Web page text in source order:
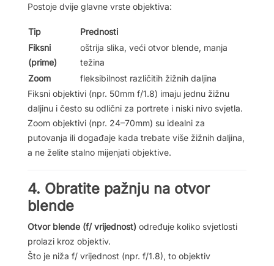
Postoje dvije glavne vrste objektiva:
Tip
Prednosti
Fiksni
(prime)
oštrija slika, veći otvor blende, manja
težina
Zoom
fleksibilnost različitih žižnih daljina
Fiksni objektivi (npr. 50mm f/1.8) imaju jednu žižnu
daljinu i često su odlični za portrete i niski nivo svjetla.
Zoom objektivi (npr. 24–70mm) su idealni za
putovanja ili događaje kada trebate više žižnih daljina,
a ne želite stalno mijenjati objektive.
4. Obratite pažnju na otvor
blende
Otvor blende (f/ vrijednost) određuje koliko svjetlosti
prolazi kroz objektiv.
Što je niža f/ vrijednost (npr. f/1.8), to objektiv